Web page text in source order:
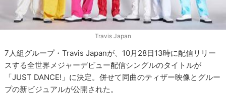
Travis Japan
7人組グループ・Travis Japanが、10月28日13時に配信リリー
スする全世界メジャーデビュー配信シングルのタイトルが
「JUST DANCE!」に決定。併せて同曲のティザー映像とグルー
プの新ビジュアルが公開された。